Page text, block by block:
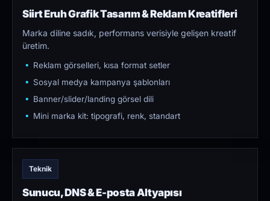
Siirt Eruh Grafik Tasarım & Reklam Kreatifleri
Marka diline sadık, performans verisiyle gelişen kreatif
üretim.
Reklam görselleri, kısa format setler
Sosyal medya kampanya şablonları
Banner/slider/landing görsel dili
Mini marka kit: tipografi, renk, standart
Teknik
Sunucu, DNS & E-posta Altyapısı